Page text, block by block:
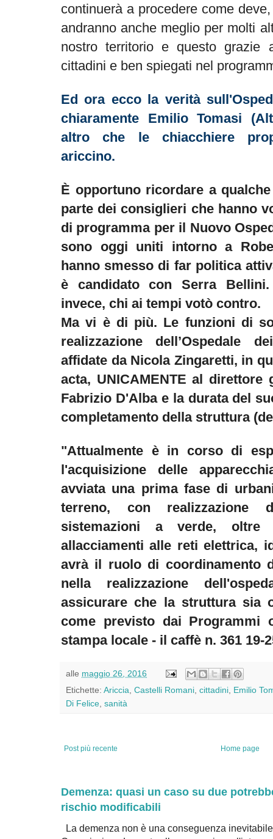
continuerà a procedere come
andranno anche meglio per molti
nostro territorio e questo grazie
cittadini e ben spiegati nel
Ed ora ecco la verità
chiaramente Emilio Tomasi
altro che le chiacchiere
ariccino.
È opportuno ricordare a
parte dei consiglieri che hanno
di programma per il Nuovo
sono oggi uniti intorno a
hanno smesso di far politica
è candidato con Serra
invece, chi ai tempi votò contro.
Ma vi è di più. Le funzioni di
realizzazione dell’Ospedale
affidate da Nicola Zingaretti, in
acta, UNICAMENTE al direttore
Fabrizio D'Alba e la durata del
completamento della struttura
"Attualmente è in corso di
l'acquisizione delle
avviata una prima fase di
terreno, con realizzazione
sistemazioni a verde, oltre
allacciamenti alle reti elettrica,
avrà il ruolo di coordinamento
nella realizzazione
assicurare che la struttura sia
come previsto dai Programmi
stampa locale - il caffè n. 361 19-
alle maggio 26, 2016
Etichette: Ariccia Castelli Romani cittadini Emilio
Di Felice sanità
Post più recente Home page
Demenza: quasi un caso su due
rischio modificabili
La demenza non è una conseguenza